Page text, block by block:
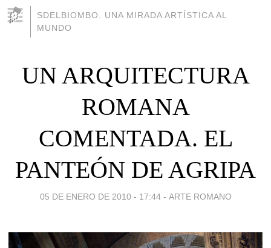
SDELBIOMBO. UNA MIRADA ARTÍSTICA AL
MUNDO
UN ARQUITECTURA
ROMANA
COMENTADA. EL
PANTEÓN DE AGRIPA
05 DE ENERO DE 2010 - 17:44 - ARTE ROMANO